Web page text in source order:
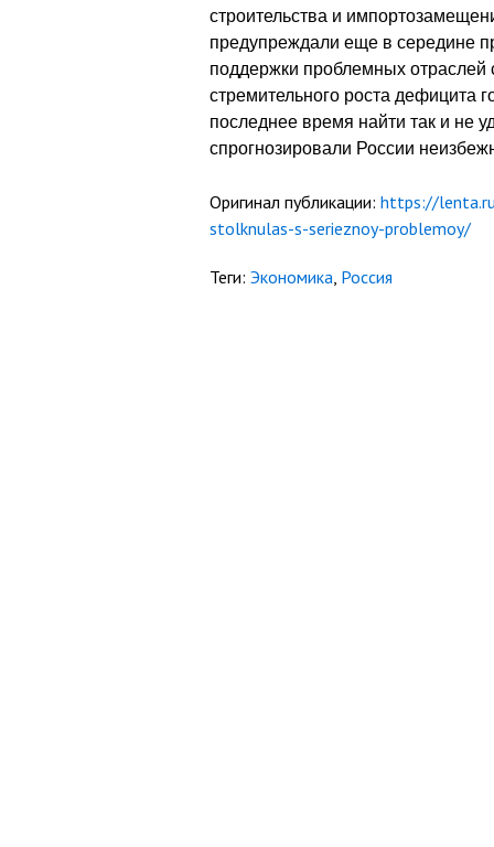
строительства и
предупреждали еще в середине
поддержки проблемных отраслей
стремительного роста дефицита
последнее время найти так и не
спрогнозировали России
Оригинал публикации: https://
stolknulas-s-serieznoy-problemoy/
Теги: Экономика Россия